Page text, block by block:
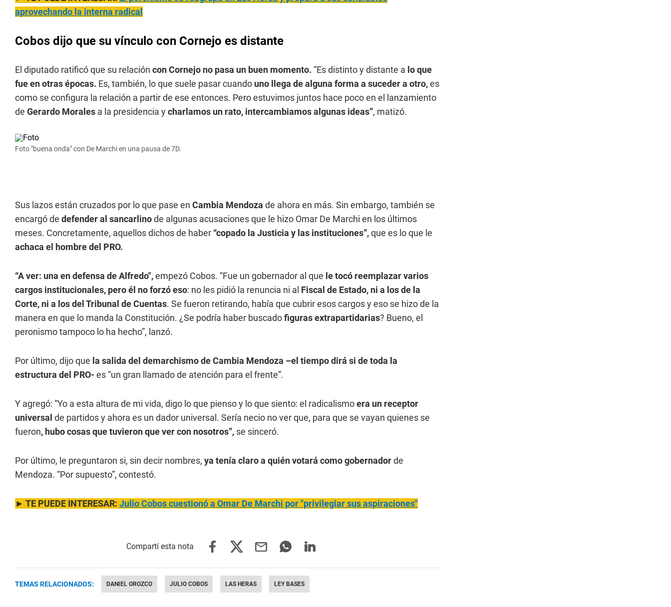
aprovechando la interna radical
Cobos dijo que su vínculo con Cornejo es distante
El diputado ratificó que su relación con Cornejo no pasa un buen momento. “Es distinto y distante a lo que
fue en otras épocas. Es, también, lo que suele pasar cuando uno llega de alguna forma a suceder a otro,es
como se configura la relación a partir de ese entonces. Pero estuvimos juntos hace poco en el lanzamiento
de Gerardo Morales a la presidencia ycharlamos un rato, intercambiamos algunas ideas”, matizó.
Foto "buena onda" con De Marchi en una pausa de 7D.
Sus lazos están cruzados por lo que pase en Cambia Mendoza de ahora en más. Sin embargo, también se
encargó de defender al sancarlinode algunas acusaciones que le hizo Omar De Marchi en los últimos
meses. Concretamente, aquellos dichos de haber “copado la Justicia y las instituciones”,que es lo que le
achaca el hombre del PRO.
“A ver: una en defensa de Alfredo",empezó Cobos. “Fue un gobernador al que le tocó reemplazar varios
cargos institucionales, pero él no forzó eso: no les pidió la renuncia ni al Fiscal de Estado, ni a los de la
Corte, ni a los del Tribunal de Cuentas. Se fueron retirando, había que cubrir esos cargos y eso se hizo de la
manera en que lo manda la Constitución. ¿Se podría haber buscadofiguras extrapartidarias? Bueno, el
peronismo tampoco lo ha hecho”, lanzó.
Por último, dijo que la salida del demarchismo de Cambia Mendoza –el tiempo dirá si de toda la
estructura del PRO- es “un gran llamado de atención para el frente”.
Y agregó: “Yo a esta altura de mi vida, digo lo que pienso y lo que siento: el radicalismoera un receptor
universal de partidos y ahora es un dador universal. Sería necio no ver que, para que se vayan quienes se
fueron, hubo cosas que tuvieron que ver con nosotros”, se sinceró.
Por último, le preguntaron si, sin decir nombres, ya tenía claro a quién votará como gobernadorde
Mendoza. “Por supuesto”, contestó.
► TE PUEDE INTERESAR: Julio Cobos cuestionó a Omar De Marchi por "privilegiar sus aspiraciones"
TEMAS RELACIONADOS: DANIEL OROZCO JULIO COBOS LAS HERAS LEY BASES